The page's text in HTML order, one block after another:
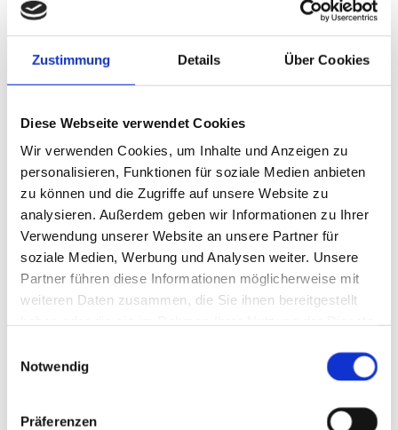
Zustimmung Details Über Cookies
Diese Webseite verwendet Cookies
Wir verwenden Cookies, um Inhalte und Anzeigen zu
personalisieren, Funktionen für soziale Medien anbieten
zu können und die Zugriffe auf unsere Website zu
analysieren. Außerdem geben wir Informationen zu Ihrer
Verwendung unserer Website an unsere Partner für
soziale Medien, Werbung und Analysen weiter. Unsere
Partner führen diese Informationen möglicherweise mit
weiteren Daten zusammen, die Sie ihnen bereitgestellt
Notwendig
Präferenzen
Können und seine persönliche Begeisterung für das
Fliesenhandwerk ein. Gemeinsam sorgen wir dafür,
dass aus Ihren Wünschen individuelle Wohnträume
werden – von der ersten Beratung bis zur finalen
Teamgeist, Service und langjährige Erfahrung.